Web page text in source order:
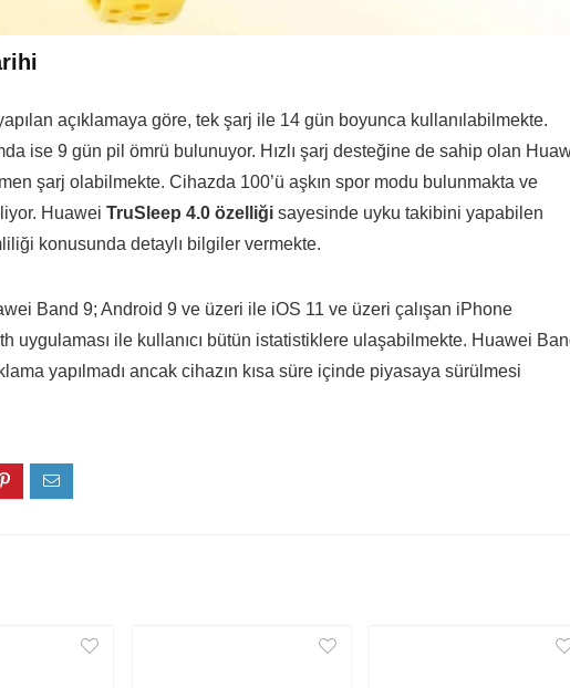
açıklamaya göre, tek şarj ile 14 gün boyunca kullanılabilmekte.
ise 9 gün pil ömrü bulunuyor. Hızlı şarj desteğine de sahip olan
şarj olabilmekte. Cihazda 100’ü aşkın spor modu bulunmakta ve
Huawei TruSleep 4.0 özelliği sayesinde uyku takibini yapabilen
konusunda detaylı bilgiler vermekte.
Band 9; Android 9 ve üzeri ile iOS 11 ve üzeri çalışan iPhone
uygulaması ile kullanıcı bütün istatistiklere ulaşabilmekte. Huawei
yapılmadı ancak cihazın kısa süre içinde piyasaya sürülmesi